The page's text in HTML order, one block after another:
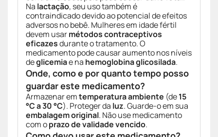
Na lactação, seu uso também é
contraindicado devido ao potencial de efeitos
adversos no bebê. Mulheres em idade fértil
devem usarmétodos contraceptivos
eficazesdurante o tratamento. O
medicamento pode causar aumento nos níveis
deglicemiae na hemoglobina glicosilada.
Onde, como e por quanto tempo posso
guardar este medicamento?
Armazenar emtemperatura ambiente (de15
°C a 30 °C). Proteger da luz. Guarde-o em sua
embalagem original. Não use medicamento
com oprazo de validade vencido.